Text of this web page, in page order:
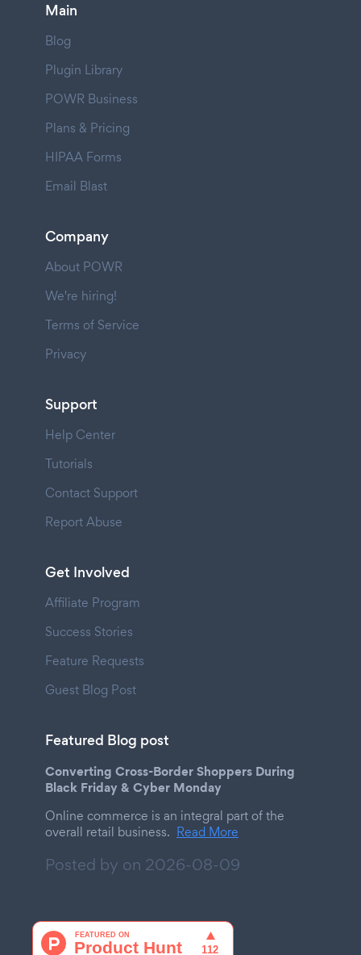
Main
Blog
Plugin Library
POWR Business
Plans & Pricing
HIPAA Forms
Email Blast
Company
About POWR
We're hiring!
Terms of Service
Privacy
Support
Help Center
Tutorials
Contact Support
Report Abuse
Get Involved
Affiliate Program
Success Stories
Feature Requests
Guest Blog Post
Featured Blog post
Converting Cross-Border Shoppers During
Black Friday & Cyber Monday
Online commerce is an integral part of the
overall retail business. Read More
Posted by on 2026-08-09